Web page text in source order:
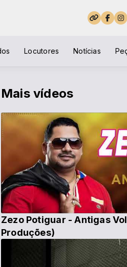
Locutores Notícias
Mais vídeos
Zezo Potiguar - Antigas
Produções)